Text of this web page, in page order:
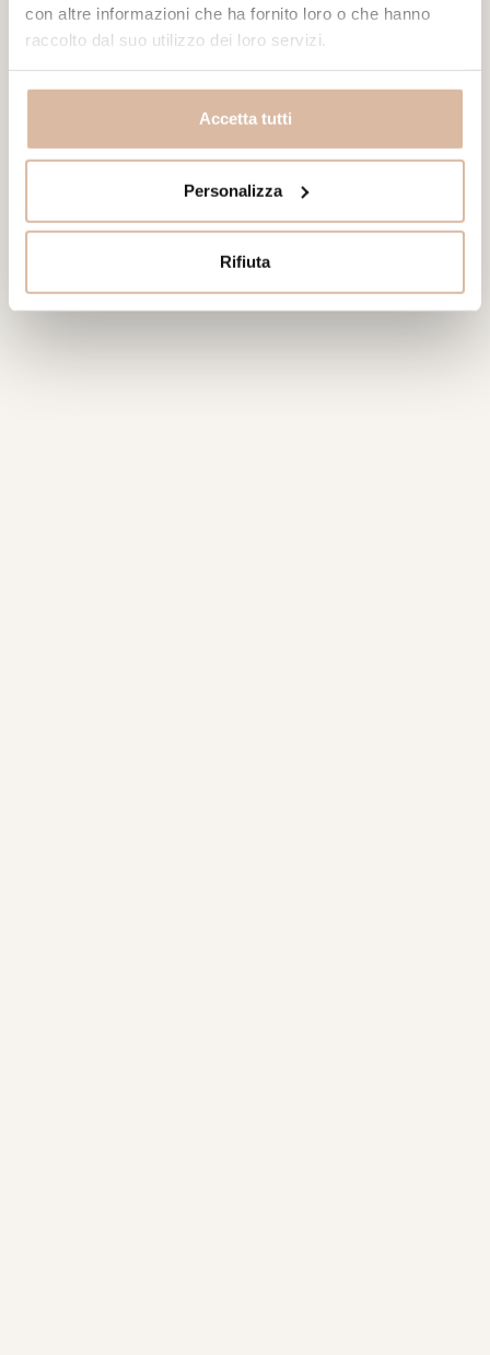
con altre informazioni che ha fornito loro o che hanno
raccolto dal suo utilizzo dei loro servizi.
Accetta tutti
Personalizza
Rifiuta